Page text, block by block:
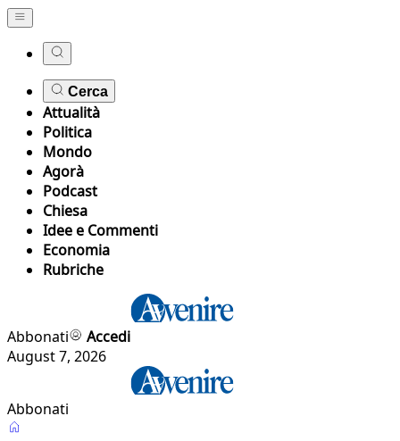
Cerca
Attualità
Politica
Mondo
Agorà
Podcast
Chiesa
Idee e Commenti
Economia
Rubriche
Abbonati
Accedi
August 7, 2026
Abbonati